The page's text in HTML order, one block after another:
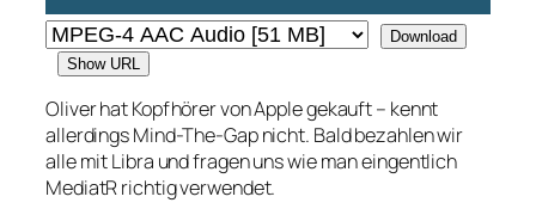
Download
Show URL
Oliver hat Kopfhörer von Apple gekauft – kennt
allerdings Mind-The-Gap nicht. Bald bezahlen wir
alle mit Libra und fragen uns wie man eingentlich
MediatR richtig verwendet.